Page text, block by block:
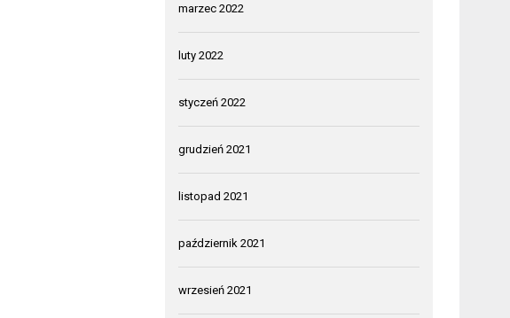
marzec 2022
luty 2022
styczeń 2022
grudzień 2021
listopad 2021
październik 2021
wrzesień 2021